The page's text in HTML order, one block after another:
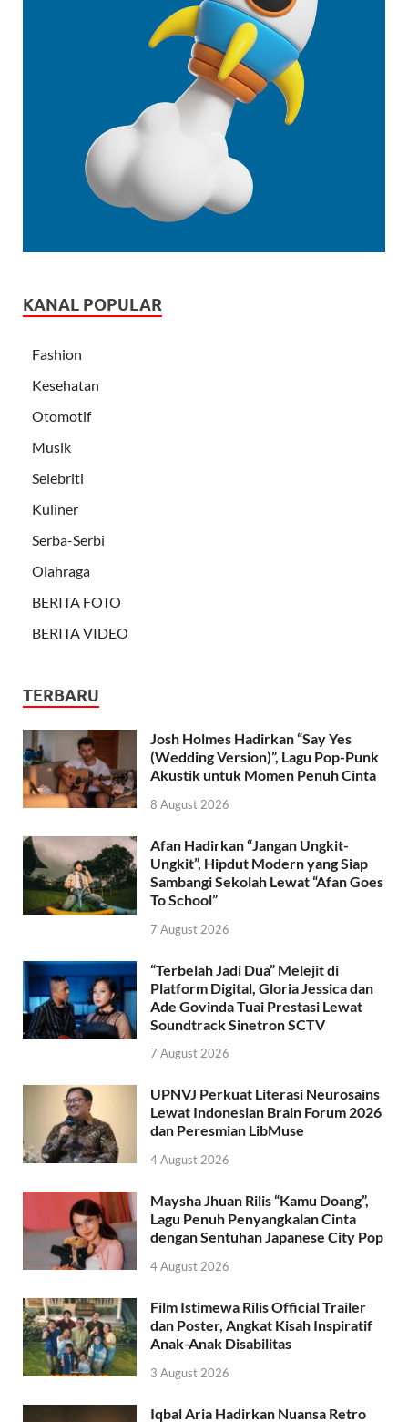
KANAL POPULAR
Fashion
Kesehatan
Otomotif
Musik
Selebriti
Kuliner
Serba-Serbi
Olahraga
BERITA FOTO
BERITA VIDEO
TERBARU
Josh Holmes Hadirkan “Say Yes
(Wedding Version)”, Lagu Pop-Punk
Akustik untuk Momen Penuh Cinta
8 August 2026
Afan Hadirkan “Jangan Ungkit-
Ungkit”, Hipdut Modern yang Siap
Sambangi Sekolah Lewat “Afan Goes
To School”
7 August 2026
“Terbelah Jadi Dua” Melejit di
Platform Digital, Gloria Jessica dan
Ade Govinda Tuai Prestasi Lewat
Soundtrack Sinetron SCTV
7 August 2026
UPNVJ Perkuat Literasi Neurosains
Lewat Indonesian Brain Forum 2026
dan Peresmian LibMuse
4 August 2026
Maysha Jhuan Rilis “Kamu Doang”,
Lagu Penuh Penyangkalan Cinta
dengan Sentuhan Japanese City Pop
4 August 2026
Film Istimewa Rilis Official Trailer
dan Poster, Angkat Kisah Inspiratif
Anak-Anak Disabilitas
3 August 2026
Iqbal Aria Hadirkan Nuansa Retro